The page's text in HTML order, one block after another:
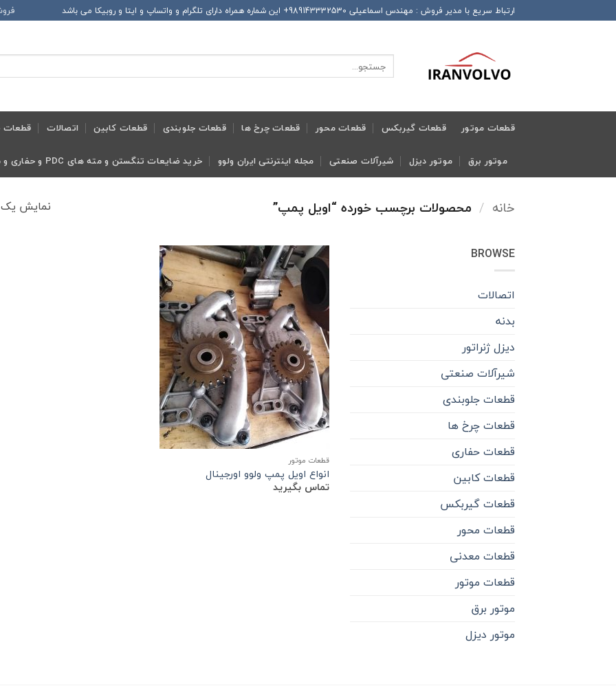
to
ارتباط سریع با مدیر فروش : مهندس اسماعیلی 989143332530+ این شماره همراه دارای تلگرام و واتساپ و ایتا و روبیکا می باشد
جستجو
برای:
قطعات موتور قطعات گیربکس قطعات محور قطعات چرخ ها قطعات جلوبندی قطعات کابین اتصالات قطعات
موتور برق موتور دیزل شیرآلات صنعتی مجله اینترنتی ایران ولوو خرید ضایعات تنگستن و مته های PDC و حفاری و معدنی و ابزار تراش
خانه / محصولات برچسب خورده “اویل پمپ” نمایش
BROWSE
اتصالات
بدنه
دیزل ژنراتور
شیرآلات صنعتی
قطعات جلوبندی
قطعات چرخ ها
قطعات حفاری
قطعات کابین
قطعات گیربکس
قطعات محور
قطعات معدنی
قطعات موتور
موتور برق
موتور دیزل
قطعات موتور
انواع اویل پمپ ولوو اورجینال
تماس بگیرید